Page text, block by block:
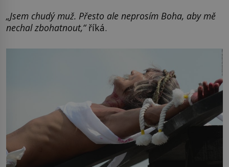
„Jsem chudý muž. Přesto ale neprosím Boha, aby mě
nechal zbohatnout,“říká.